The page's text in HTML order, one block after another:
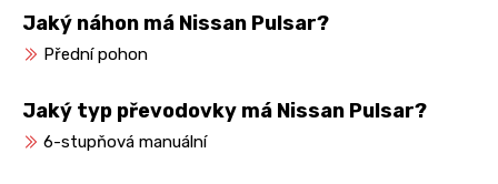
Jaký náhon má Nissan Pulsar?
Přední pohon
Jaký typ převodovky má Nissan Pulsar?
6-stupňová manuální